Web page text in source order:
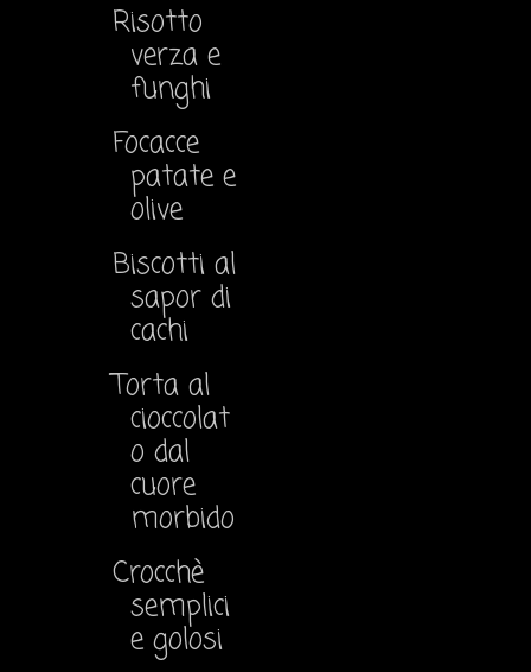
Risotto
verza e
funghi
Focacce
patate e
olive
Biscotti al
sapor di
cachi
Torta al
cioccolat
o dal
cuore
morbido
Crocchè
semplici
e golosi